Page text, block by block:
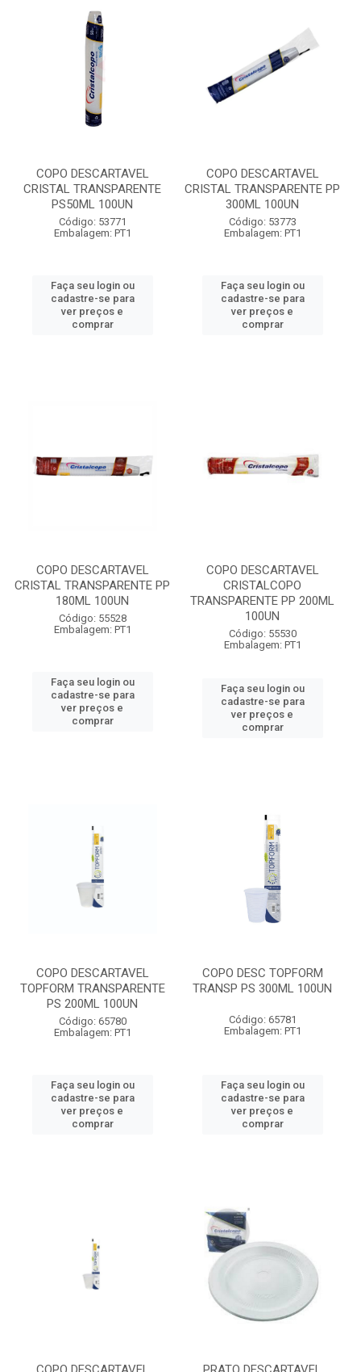
COPO DESCARTAVEL
CRISTAL TRANSPARENTE
PS50ML 100UN
Código: 53771
Embalagem: PT1
Faça seu login ou
cadastre-se para
ver preços e
comprar
COPO DESCARTAVEL
CRISTAL TRANSPARENTE PP
300ML 100UN
Código: 53773
Embalagem: PT1
Faça seu login ou
cadastre-se para
ver preços e
comprar
COPO DESCARTAVEL
CRISTAL TRANSPARENTE PP
180ML 100UN
Código: 55528
Embalagem: PT1
Faça seu login ou
cadastre-se para
ver preços e
comprar
COPO DESCARTAVEL
CRISTALCOPO
TRANSPARENTE PP 200ML
100UN
Código: 55530
Embalagem: PT1
Faça seu login ou
cadastre-se para
ver preços e
comprar
COPO DESCARTAVEL
TOPFORM TRANSPARENTE
PS 200ML 100UN
Código: 65780
Embalagem: PT1
Faça seu login ou
cadastre-se para
ver preços e
comprar
COPO DESC TOPFORM
TRANSP PS 300ML 100UN
Código: 65781
Embalagem: PT1
Faça seu login ou
cadastre-se para
ver preços e
comprar